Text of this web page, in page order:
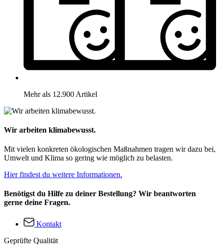
Mehr als 12.900 Artikel
Wir arbeiten klimabewusst.
Mit vielen konkreten ökologischen Maßnahmen tragen wir dazu bei,
Umwelt und Klima so gering wie möglich zu belasten.
Hier findest du weitere Informationen.
Benötigst du Hilfe zu deiner Bestellung? Wir beantworten
gerne deine Fragen.
Kontakt
Geprüfte Qualität